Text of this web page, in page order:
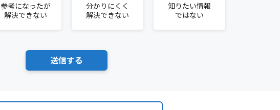
参考になったが
解決できない
分かりにくく
解決できない
知りたい情報
ではない